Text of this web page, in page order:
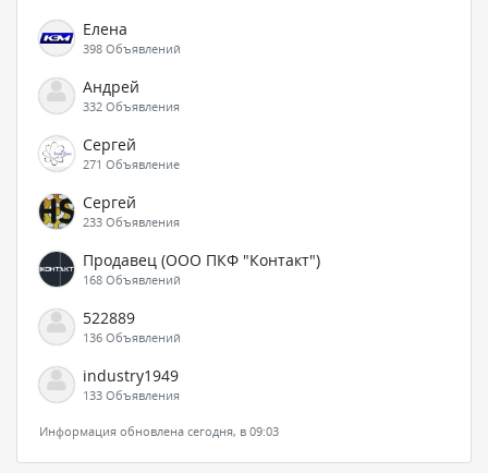
Елена
398 Объявлений
Андрей
332 Объявления
Сергей
271 Объявление
Сергей
233 Объявления
Продавец (ООО ПКФ "Контакт")
168 Объявлений
522889
136 Объявлений
industry1949
133 Объявления
Информация обновлена сегодня, в 09:03